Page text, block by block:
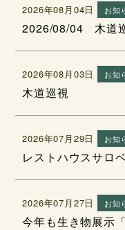
2026年08月04日 お知
2026/08/04 木道
2026年08月03日 お知
木道巡視
2026年07月29日 お知
レストハウスサロ
2026年07月27日 お知
今年も生き物展示